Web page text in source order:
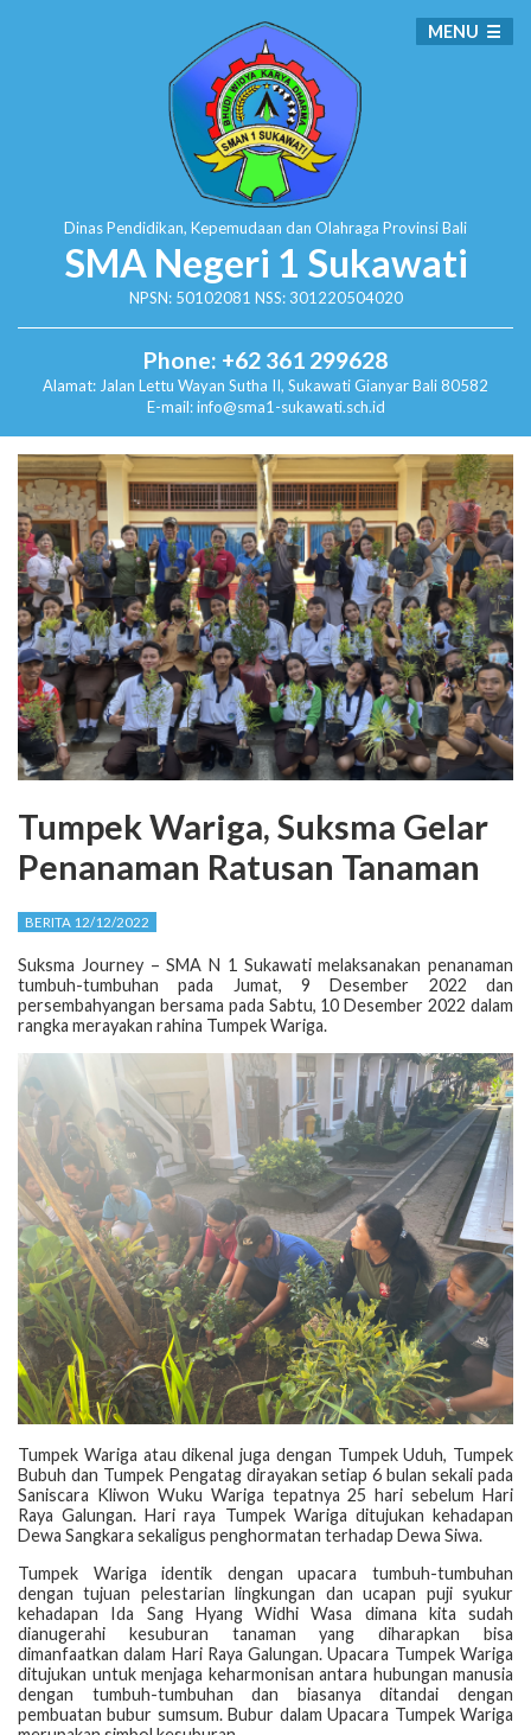
Dinas Pendidikan, Kepemudaan dan Olahraga Provinsi Bali
SMA Negeri 1 Sukawati
NPSN: 50102081 NSS: 301220504020
Phone: +62 361 299628
Alamat: Jalan Lettu Wayan Sutha II, SukawatiGianyar Bali 80582
E-mail: info@sma1-sukawati.sch.id
MENU
Tumpek Wariga, Suksma Gelar
Penanaman Ratusan Tanaman
BERITA 12/12/2022
Suksma Journey – SMA N 1 Sukawati melaksanakan penanaman
tumbuh-tumbuhan pada Jumat, 9 Desember 2022 dan
persembahyangan bersama pada Sabtu, 10 Desember 2022 dalam
rangka merayakan rahina Tumpek Wariga.
Tumpek Wariga atau dikenal juga dengan Tumpek Uduh, Tumpek
Bubuh dan Tumpek Pengatag dirayakan setiap 6 bulan sekali pada
Saniscara Kliwon Wuku Wariga tepatnya 25 hari sebelum Hari
Raya Galungan. Hari raya Tumpek Wariga ditujukan kehadapan
Dewa Sangkara sekaligus penghormatan terhadap Dewa Siwa.
Tumpek Wariga identik dengan upacara tumbuh-tumbuhan
dengan tujuan pelestarian lingkungan dan ucapan puji syukur
kehadapan Ida Sang Hyang Widhi Wasa dimana kita sudah
dianugerahi kesuburan tanaman yang diharapkan bisa
dimanfaatkan dalam Hari Raya Galungan. Upacara Tumpek Wariga
ditujukan untuk menjaga keharmonisan antara hubungan manusia
dengan tumbuh-tumbuhan dan biasanya ditandai dengan
pembuatan bubur sumsum. Bubur dalam Upacara Tumpek Wariga